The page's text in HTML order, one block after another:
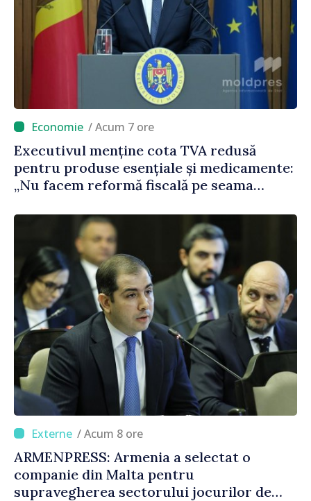
/ Acum 7 ore
Executivul menține cota TVA redusă
pentru produse esențiale și medicamente:
„Nu facem reformă fiscală pe seama
/ Acum 8 ore
ARMENPRESS: Armenia a selectat o
companie din Malta pentru
supravegherea sectorului jocurilor de